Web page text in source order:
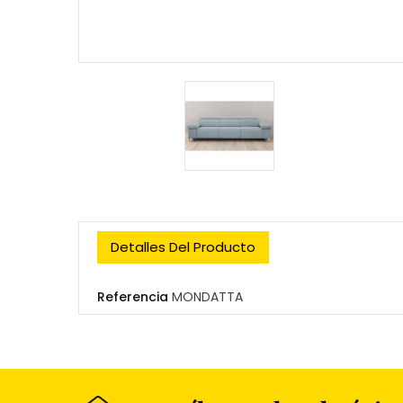
Detalles Del Producto
Referencia MONDATTA